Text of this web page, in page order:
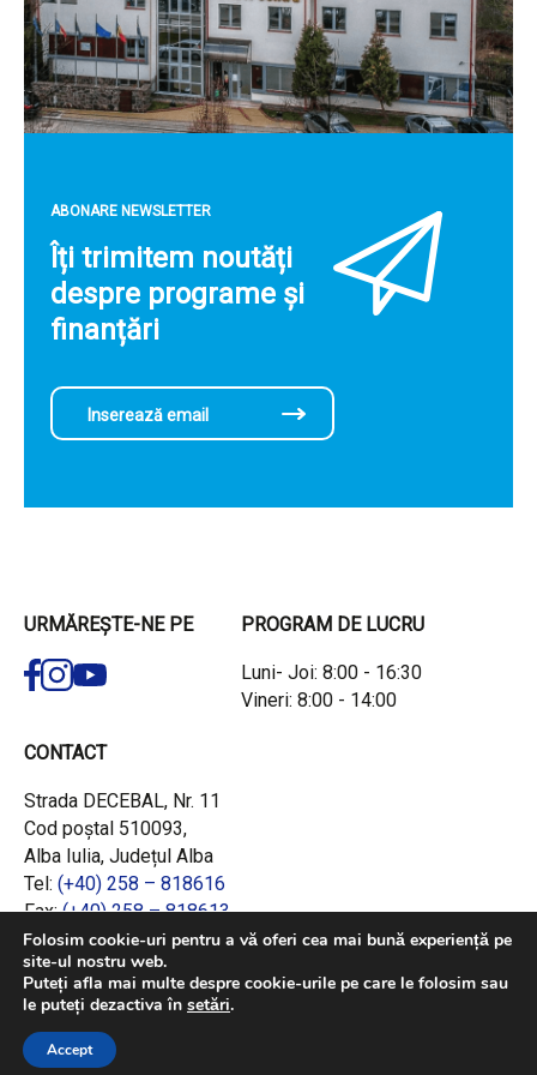
ABONARE NEWSLETTER
Îți trimitem noutăți
despre programe și
finanțări
URMĂREȘTE-NE PE PROGRAM DE LUCRU
Luni- Joi: 8:00 - 16:30
Vineri: 8:00 - 14:00
CONTACT
Strada DECEBAL, Nr. 11
Cod poștal 510093,
Alba Iulia, Județul Alba
Tel: (+40) 258 – 818616
Fax:(+40) 258 – 818613
Email:office@adrcentru.ro
LINK-URI RAPIDE
Consiliul European
Folosim cookie-uri pentru a vă oferi cea mai bună experiență pe
site-ul nostru web.
Puteți afla mai multe despre cookie-urile pe care le folosim sau
le puteți dezactiva în setări.
Accept